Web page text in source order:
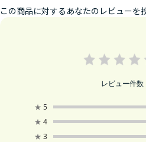
この商品に対するあなたのレビューを
レビュー件数
★ 5
★ 4
★ 3